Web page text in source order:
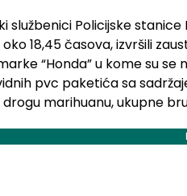
službenici Policijske
18,45 časova, izvršili
“Honda” u kome su
pvc paketića sa
marihuanu, ukupne